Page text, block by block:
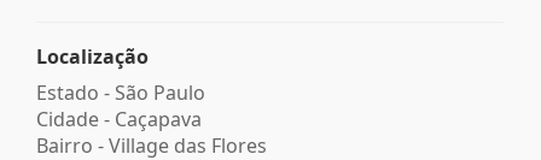
Localização
Estado - São Paulo
Cidade - Caçapava
Bairro -Village das Flores